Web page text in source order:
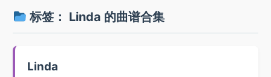
标签： Linda 的曲谱合集
Linda